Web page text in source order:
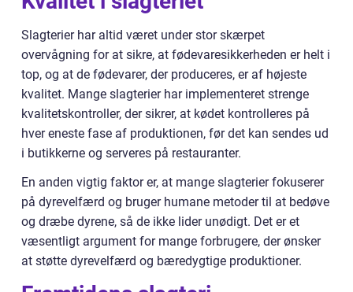
Slagterier har altid været under stor skærpet
overvågning for at sikre, at fødevaresikkerheden er helt i
top, og at de fødevarer, der produceres, er af højeste
kvalitet. Mange slagterier har implementeret strenge
kvalitetskontroller, der sikrer, at kødet kontrolleres på
hver eneste fase af produktionen, før det kan sendes ud
i butikkerne og serveres på restauranter.
En anden vigtig faktor er, at mange slagterier fokuserer
på dyrevelfærd og bruger humane metoder til at bedøve
og dræbe dyrene, så de ikke lider unødigt. Det er et
væsentligt argument for mange forbrugere, der ønsker
at støtte dyrevelfærd og bæredygtige produktioner.